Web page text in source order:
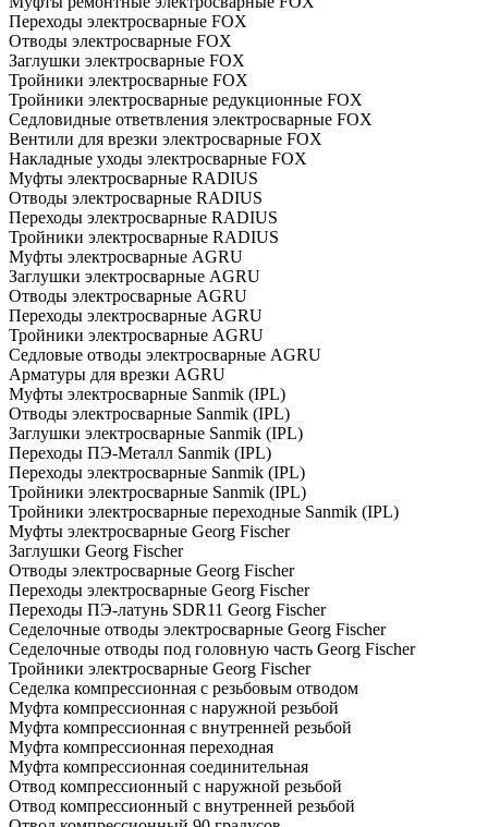
Переходы электросварные FOX
Отводы электросварные FOX
Заглушки электросварные FOX
Тройники электросварные FOX
Тройники электросварные редукционные FOX
Седловидные ответвления электросварные FOX
Вентили для врезки электросварные FOX
Накладные уходы электросварные FOX
Муфты электросварные RADIUS
Отводы электросварные RADIUS
Переходы электросварные RADIUS
Тройники электросварные RADIUS
Муфты электросварные AGRU
Заглушки электросварные AGRU
Отводы электросварные AGRU
Переходы электросварные AGRU
Тройники электросварные AGRU
Седловые отводы электросварные AGRU
Арматуры для врезки AGRU
Муфты электросварные Sanmik (IPL)
Отводы электросварные Sanmik (IPL)
Заглушки электросварные Sanmik (IPL)
Переходы ПЭ-Металл Sanmik (IPL)
Переходы электросварные Sanmik (IPL)
Тройники электросварные Sanmik (IPL)
Тройники электросварные переходные Sanmik (IPL)
Муфты электросварные Georg Fischer
Заглушки Georg Fischer
Отводы электросварные Georg Fischer
Переходы электросварные Georg Fischer
Переходы ПЭ-латунь SDR11 Georg Fischer
Седелочные отводы электросварные Georg Fischer
Седелочные отводы под головную часть Georg Fischer
Тройники электросварные Georg Fischer
Седелка компрессионная с резьбовым отводом
Муфта компрессионная с наружной резьбой
Муфта компрессионная с внутренней резьбой
Муфта компрессионная переходная
Муфта компрессионная соединительная
Отвод компрессионный с наружной резьбой
Отвод компрессионный с внутренней резьбой